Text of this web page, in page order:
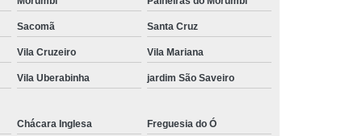
Sacomã Santa Cruz
Vila Cruzeiro Vila Mariana
Vila Uberabinha jardim São Saveiro
Chácara Inglesa Freguesia do Ó